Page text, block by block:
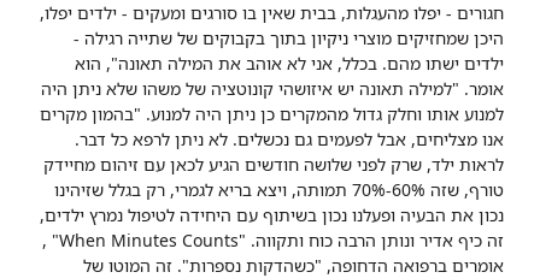
חגורים - יפלו מהעגלות, בבית שאין בו סורגים ומעקים - ילדים יפלו,
היכן שמחזיקים מוצרי ניקיון בתוך בקבוקים של שתייה רגילה -
ילדים ישתו מהם. בכלל, אני לא אוהב את המילה תאונה", הוא
אומר. "למילה תאונה יש איזושהי קונוטציה של משהו שלא ניתן היה
למנוע אותו וחלק גדול מהמקרים כן ניתן היה למנוע. "בהמון מקרים
אנו מצליחים, אבל לפעמים גם נכשלים. לא ניתן לרפא כל דבר.
לראות ילד, שרק לפני שלושה חודשים הגיע לכאן עם זיהום מחיידק
טורף, שזה 60%-70% תמותה, ויצא בריא לגמרי, רק בגלל שזיהינו
נכון את הבעיה ופעלנו נכון בשיתוף עם היחידה לטיפול נמרץ ילדים,
זה כיף אדיר ונותן הרבה כוח ותקווה.
"When Minutes Counts" ,
אומרים ברפואה הדחופה, "כשהדקות נספרות". זה המוטו של